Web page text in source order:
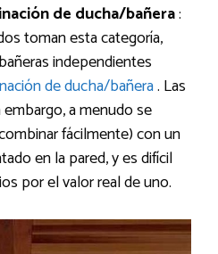
de ducha/bañera:
toman esta categoría,
independientes
de ducha/bañera. Las
a menudo se
fácilmente) con un
en la pared, y es difícil
por el valor real de uno.